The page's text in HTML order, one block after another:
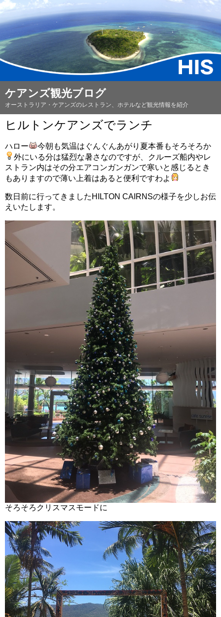
ケアンズ観光ブログ
オーストラリア・ケアンズのレストラン、ホテルなど観光情報を紹介
ヒルトンケアンズでランチ
ハロー
今朝も気温はぐんぐんあがり夏本番もそろそろか
外にいる分は猛烈な暑さなのですが、クルーズ船内やレ
ストラン内はその分エアコンガンガンで寒いと感じるとき
もありますので薄い上着はあると便利ですわよ
数日前に行ってきましたHILTON CAIRNSの様子を少しお伝
えいたします。
そろそろクリスマスモードに